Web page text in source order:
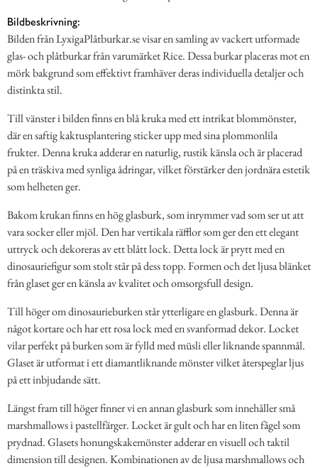
Bildbeskrivning:
Bilden från LyxigaPlåtburkar.se visar en samling av vackert utformade
glas- och plåtburkar från varumärket Rice. Dessa burkar placeras mot en
mörk bakgrund som effektivt framhäver deras individuella detaljer och
distinkta stil.
Till vänster i bilden finns en blå kruka med ett intrikat blommönster,
där en saftig kaktusplantering sticker upp med sina plommonlila
frukter. Denna kruka adderar en naturlig, rustik känsla och är placerad
på en träskiva med synliga ådringar, vilket förstärker den jordnära estetik
som helheten ger.
Bakom krukan finns en hög glasburk, som inrymmer vad som ser ut att
vara socker eller mjöl. Den har vertikala räfflor som ger den ett elegant
uttryck och dekoreras av ett blått lock. Detta lock är prytt med en
dinosauriefigur som stolt står på dess topp. Formen och det ljusa blänket
från glaset ger en känsla av kvalitet och omsorgsfull design.
Till höger om dinosaurieburken står ytterligare en glasburk. Denna är
något kortare och har ett rosa lock med en svanformad dekor. Locket
vilar perfekt på burken som är fylld med müsli eller liknande spannmål.
Glaset är utformat i ett diamantliknande mönster vilket återspeglar ljus
på ett inbjudande sätt.
Längst fram till höger finner vi en annan glasburk som innehåller små
marshmallows i pastellfärger. Locket är gult och har en liten fågel som
prydnad. Glasets honungskakemönster adderar en visuell och taktil
dimension till designen. Kombinationen av de ljusa marshmallows och